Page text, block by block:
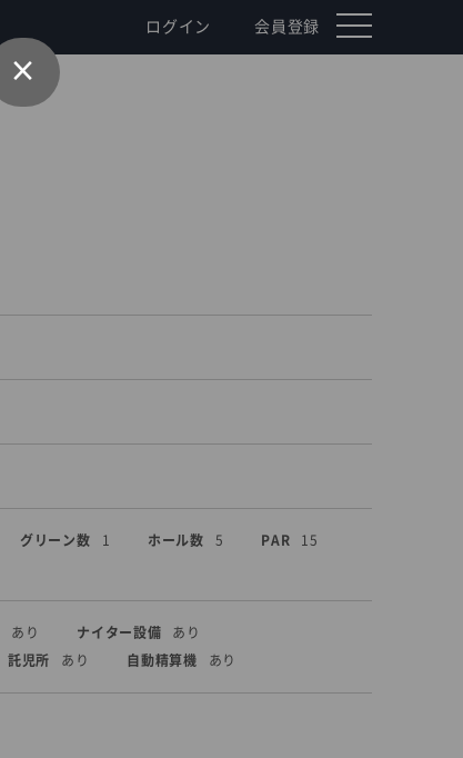
ログイン 会員登録
toggle
×
グリーン数 1 ホール数 5 PAR 15
あり ナイター設備 あり
託児所 あり 自動精算機 あり